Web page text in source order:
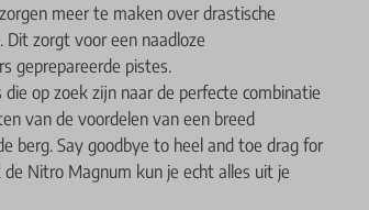
meer te maken over drastische
zorgt voor een naadloze
geprepareerde pistes.
op zoek zijn naar de perfecte combinatie
van de voordelen van een breed
berg. Say goodbye to heel and toe drag for
Nitro Magnum kun je echt alles uit je